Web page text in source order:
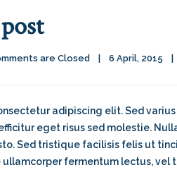
are Closed 6 April, 2015
adipiscing elit. Sed
eget risus sed molestie.
Sed tristique facilisis felis ut
ullamcorper fermentum lectus,